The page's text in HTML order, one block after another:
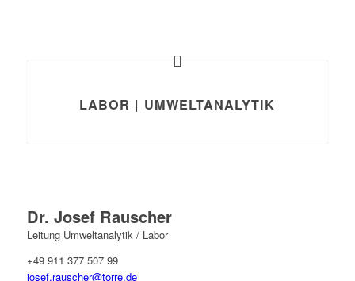
LABOR | UMWELTANALYTIK
Dr. Josef Rauscher
Leitung Umweltanalytik / Labor
+49 911 377 507 99
josef.rauscher@torre.de